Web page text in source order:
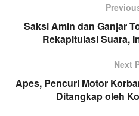
Saksi Amin dan Ganjar
Rekapitulasi Suara,
Next
Apes, Pencuri Motor
Ditangkap oleh